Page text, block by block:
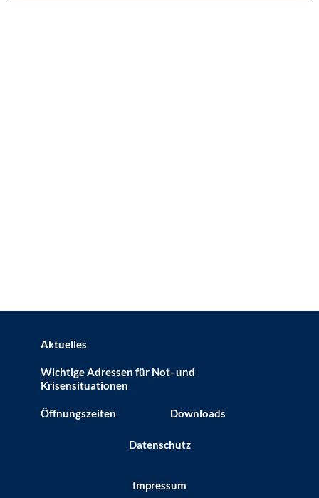
Aktuelles
Wichtige Adressen für Not- und
Krisensituationen
Öffnungszeiten Downloads
Datenschutz
Impressum